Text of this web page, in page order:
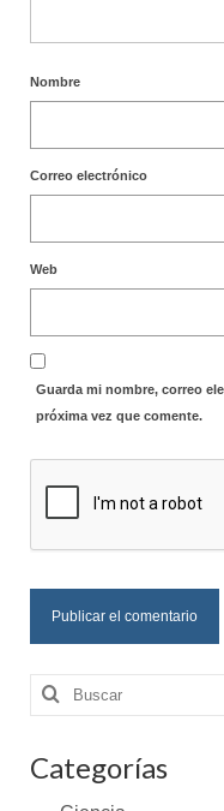
Nombre
Correo electrónico
Web
Guarda mi nombre, correo
próxima vez que comente.
Buscar
por:
Categorías